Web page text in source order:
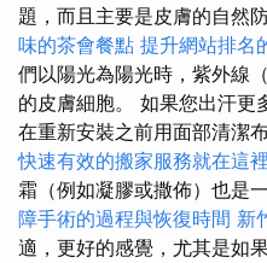
題，而且主要是皮膚的自然
味的茶會餐點 提升網站排名
們以陽光為陽光時，紫外線
的皮膚細胞。 如果您出汗更
在重新安裝之前用面部清潔
快速有效的搬家服務就在這裡
霜（例如凝膠或撒佈）也是
障手術的過程與恢復時間 新
適，更好的感覺，尤其是如